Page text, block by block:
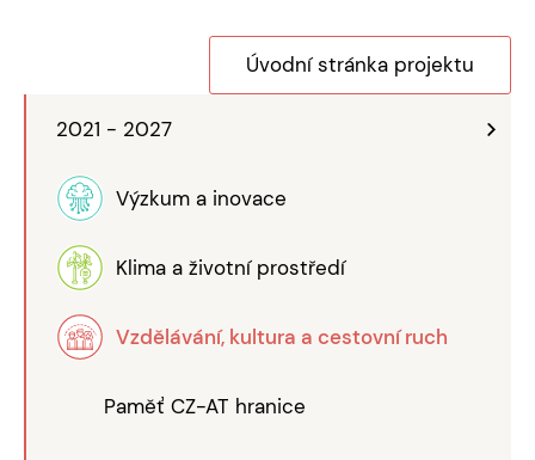
2021 - 2027
Výzkum a inovace
Klima a životní prostředí
Vzdělávání, kultura a cestovní ruch
Paměť CZ-AT hranice
Úvodní stránka projektu